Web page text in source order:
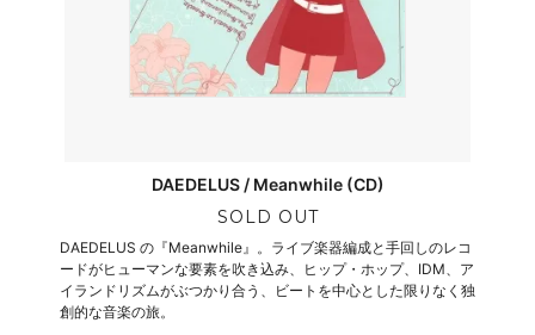
DAEDELUS / Meanwhile (CD)
SOLD OUT
DAEDELUS の『Meanwhile』。ライブ楽器編成と手回しのレコ
ードがヒューマンな要素を吹き込み、ヒップ・ホップ、IDM、ア
イランドリズムがぶつかり合う、ビートを中心とした限りなく独
創的な音楽の旅。